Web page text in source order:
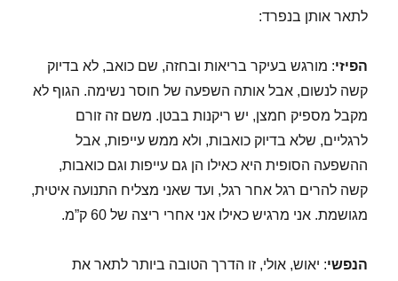
לתאר אותן בנפרד:
הפיזי: מורגש בעיקר בריאות ובחזה, שם כואב, לא בדיוק
קשה לנשום, אבל אותה השפעה של חוסר נשימה. הגוף לא
מקבל מספיק חמצן, יש ריקנות בבטן. משם זה זורם
לרגליים, שלא בדיוק כואבות, ולא ממש עייפות, אבל
ההשפעה הסופית היא כאילו הן גם עייפות וגם כואבות,
קשה להרים רגל אחר רגל, ועד שאני מצליח התנועה איטית,
מגושמת. אני מרגיש כאילו אני אחרי ריצה של 60 ק”מ.
הנפשי: יאוש, אולי, זו הדרך הטובה ביותר לתאר את